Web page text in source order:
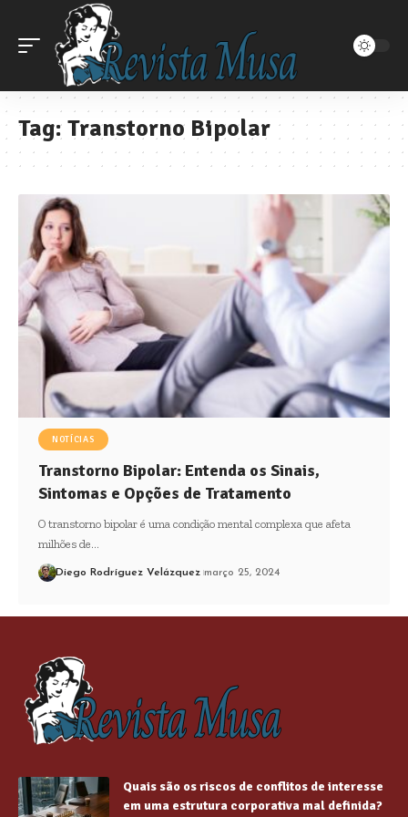
Tag:Transtorno Bipolar
NOTÍCIAS
Transtorno Bipolar: Entenda os Sinais,
Sintomas e Opções de Tratamento
O transtorno bipolar é uma condição mental complexa que afeta
milhões de…
Diego Rodríguez Velázquez março 25, 2024
Quais são os riscos de conflitos de interesse
em uma estrutura corporativa mal definida?